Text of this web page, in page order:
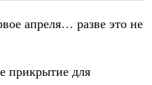
апреля… разве это не
прикрытие для